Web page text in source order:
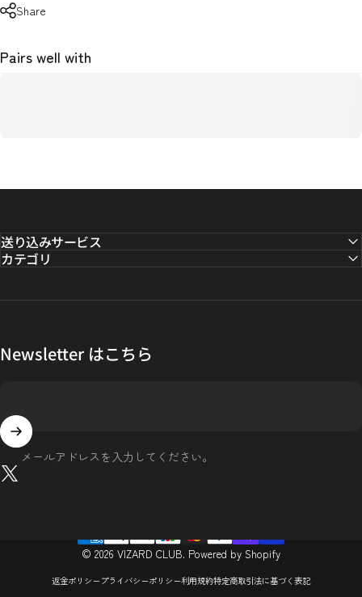
Share
Pairs well with
送り込みサービス
カテゴリ
Newsletter はこちら
メールアドレスを入力してください。
© 2026 VIZARD CLUB. Powered by Shopify
返金ポリシー プライバシーポリシー利用規約特定商取引法に基づく表記